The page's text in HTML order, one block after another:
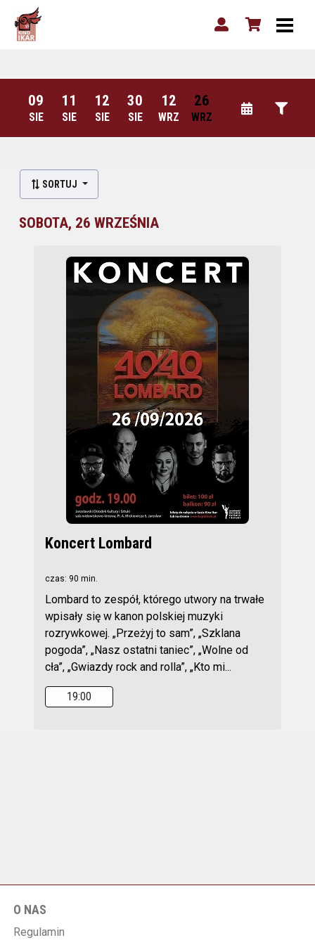
09
SIE
11
SIE
12
SIE
30
SIE
12
WRZ
26
WRZ
SORTUJ
SOBOTA, 26 WRZEŚNIA
Koncert Lombard
czas: 90 min.
Lombard to zespół, którego utwory na trwałe
wpisały się w kanon polskiej muzyki
rozrywkowej. „Przeżyj to sam”, „Szklana
pogoda”, „Nasz ostatni taniec”, „Wolne od
cła”, „Gwiazdy rock and rolla”, „Kto mi...
19:00
O NAS
Regulamin